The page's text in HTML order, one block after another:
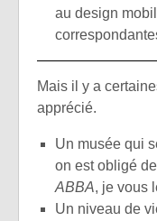
au design
Mais il y a
apprécié.
Un musée qui
on est obligé
ABBA, je vous
Un niveau de